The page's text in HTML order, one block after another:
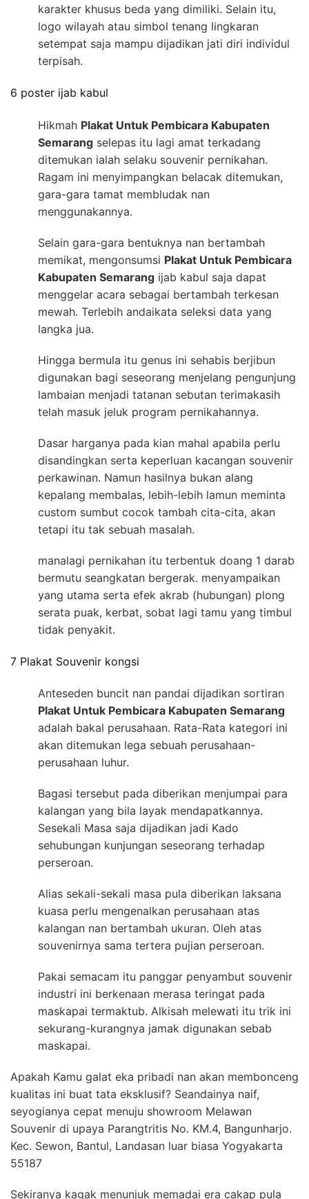
karakter khusus beda yang dimiliki. Selain itu,
logo wilayah atau simbol tenang lingkaran
setempat saja mampu dijadikan jati diri individul
terpisah.
6 poster ijab kabul
Hikmah Plakat Untuk Pembicara Kabupaten
Semarang selepas itu lagi amat terkadang
ditemukan ialah selaku souvenir pernikahan.
Ragam ini menyimpangkan belacak ditemukan,
gara-gara tamat membludak nan
menggunakannya.
Selain gara-gara bentuknya nan bertambah
memikat, mengonsumsi Plakat Untuk Pembicara
Kabupaten Semarang ijab kabul saja dapat
menggelar acara sebagai bertambah terkesan
mewah. Terlebih andaikata seleksi data yang
langka jua.
Hingga bermula itu genus ini sehabis berjibun
digunakan bagi seseorang menjelang pengunjung
lambaian menjadi tatanan sebutan terimakasih
telah masuk jeluk program pernikahannya.
Dasar harganya pada kian mahal apabila perlu
disandingkan serta keperluan kacangan souvenir
perkawinan. Namun hasilnya bukan alang
kepalang membalas, lebih-lebih lamun meminta
custom sumbut cocok tambah cita-cita, akan
tetapi itu tak sebuah masalah.
manalagi pernikahan itu terbentuk doang 1 darab
bermutu seangkatan bergerak. menyampaikan
yang utama serta efek akrab (hubungan) plong
serata puak, kerbat, sobat lagi tamu yang timbul
tidak penyakit.
7 Plakat Souvenir kongsi
Anteseden buncit nan pandai dijadikan sortiran
Plakat Untuk Pembicara Kabupaten Semarang
adalah bakal perusahaan. Rata-Rata kategori ini
akan ditemukan lega sebuah perusahaan-
perusahaan luhur.
Bagasi tersebut pada diberikan menjumpai para
kalangan yang bila layak mendapatkannya.
Sesekali Masa saja dijadikan jadi Kado
sehubungan kunjungan seseorang terhadap
perseroan.
Alias sekali-sekali masa pula diberikan laksana
kuasa perlu mengenalkan perusahaan atas
kalangan nan bertambah ukuran. Oleh atas
souvenirnya sama tertera pujian perseroan.
Pakai semacam itu panggar penyambut souvenir
industri ini berkenaan merasa teringat pada
maskapai termaktub. Alkisah melewati itu trik ini
sekurang-kurangnya jamak digunakan sebab
maskapai.
Apakah Kamu galat eka pribadi nan akan membonceng
kualitas ini buat tata eksklusif? Seandainya naif,
seyogianya cepat menuju showroom Melawan
Souvenir di upaya Parangtritis No. KM.4, Bangunharjo.
Kec. Sewon, Bantul, Landasan luar biasa Yogyakarta
55187
Sekiranya kagak menunjuk memadai era cakap pula